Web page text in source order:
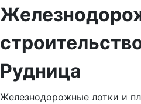
Рудница
Железнодорожные лотки и